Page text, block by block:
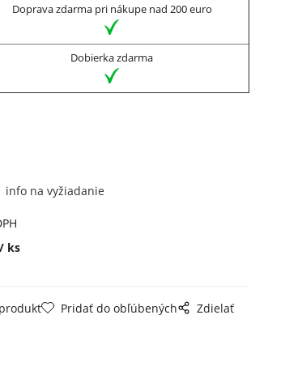
Doprava zdarma pri nákupe nad 200 euro
Dobierka zdarma
info na vyžiadanie
ks
Pridať do obľúbených Zdielať